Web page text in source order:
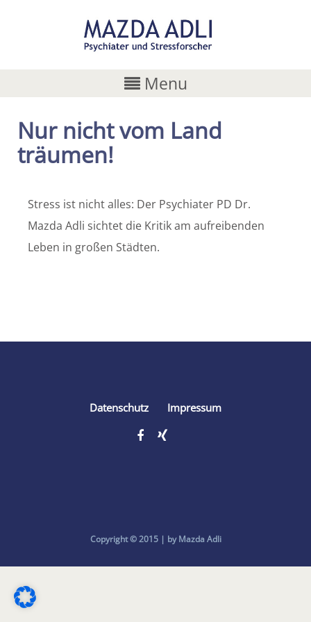
Menu
Nur nicht vom Land
träumen!
Stress ist nicht alles: Der Psychiater PD Dr.
Mazda Adli sichtet die Kritik am aufreibenden
Leben in großen Städten.
Datenschutz Impressum
Copyright © 2015 | by Mazda Adli